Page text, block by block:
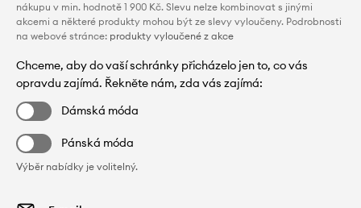
nákupu v min. hodnotě 1 900 Kč. Slevu nelze kombinovat s jinými
akcemi a některé produkty mohou být ze slevy vyloučeny. Podrobnosti
na webové stránce: produkty vyloučené z akce
Chceme, aby do vaší schránky přicházelo jen to, co vás
opravdu zajímá. Řekněte nám, zda vás zajímá:
Dámská móda
Pánská móda
Výběr nabídky je volitelný.